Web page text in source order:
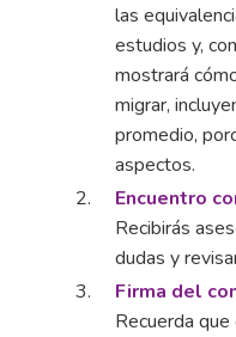
las
estudios y,
mostrará
migrar,
promedio,
aspectos.
Encuentro
Recibirás
dudas y
Firma del
Recuerda